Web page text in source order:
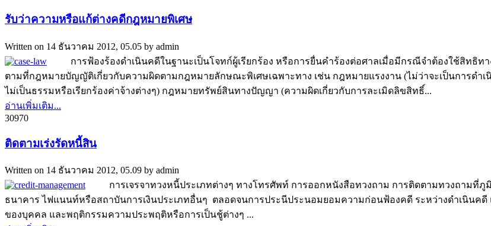
รับว่าความหรือแก้ต่างคดีกฎหมายพิเศษ
Written on 14 ธันวาคม 2012, 05.05 by admin
การฟ้องร้องดำเนินคดีในฐานะเป็นโจทก์ผู้เรียกร้อง หรือการยื่นคำร้องต่อศาลเมื่อมีกรณีจำต้องใช้สิทธิท
ตามที่กฎหมายบัญญัติเกี่ยวกับความผิดตามกฎหมายลักษณะพิเศษเฉพาะทาง เช่น กฎหมายแรงงาน (ไม่ว่าจะเป็นการดำ
ไม่เป็นธรรมหรือเรียกร้องค่าจ้างต่างๆ) กฎหมายทรัพย์สินทางปัญญา (ความผิดเกี่ยวกับการละเมิดลิขสิทธิ์...
อ่านเพิ่มเติม...
30970
ติดตามเร่งรัดหนี้สิน
Written on 14 ธันวาคม 2012, 05.09 by admin
การเจรจาทวงหนี้ประเภทต่างๆ ทางโทรศัพท์ การออกหนังสือทวงถาม การติดตามทวงถามที่ภูมิ
ธนาคาร ไฟแนนท์หรือสถาบันการเงินประเภทอื่นๆ ตลอดจนการประนีประนอมยอมความก่อนฟ้องคดี ระหว่างดำเนิน
ของบุคคล และพฤติกรรมความประพฤติหรือการเป็นชู้ต่างๆ ...